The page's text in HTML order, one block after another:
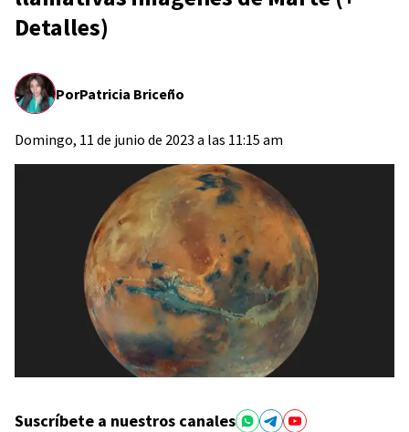
Detalles)
PorPatricia Briceño
Domingo, 11 de junio de 2023 a las 11:15 am
Suscríbete a nuestros canales